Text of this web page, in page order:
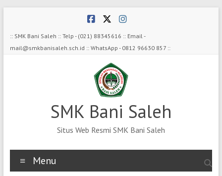
content
:: SMK Bani Saleh :: Telp - (021) 88345616 :: Email -
mail@smkbanisaleh.sch.id :: WhatsApp - 0812 96630 857 ::
SMK Bani Saleh
Situs Web Resmi SMK Bani Saleh
Menu